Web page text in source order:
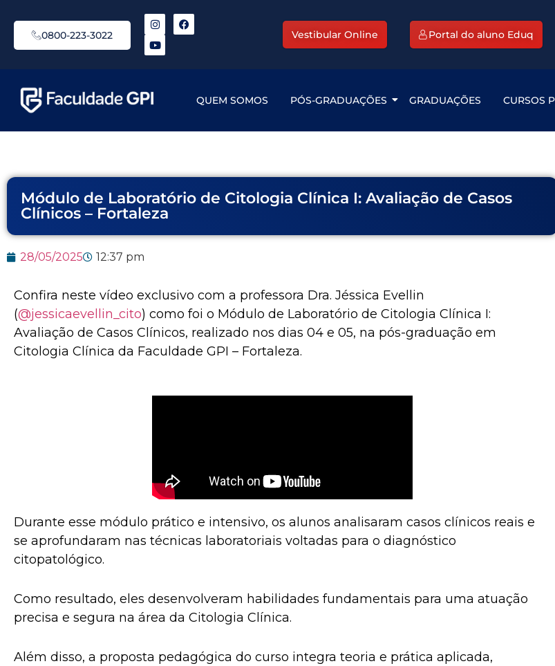
0800-223-3022 Vestibular Online Portal do aluno Eduq
QUEM SOMOS PÓS-GRADUAÇÕES GRADUAÇÕES CURSOS
Módulo de Laboratório de Citologia Clínica I: Avaliação de Casos
Clínicos – Fortaleza
28/05/2025 12:37 pm
Confira neste vídeo exclusivo com a professora Dra. Jéssica Evellin
(@jessicaevellin_cito) como foi o Módulo de Laboratório de Citologia Clínica I:
Avaliação de Casos Clínicos, realizado nos dias 04 e 05, na pós-graduação em
Citologia Clínica da Faculdade GPI – Fortaleza.
Durante esse módulo prático e intensivo, os alunos analisaram casos clínicos reais e
se aprofundaram nas técnicas laboratoriais voltadas para o diagnóstico
citopatológico.
Como resultado, eles desenvolveram habilidades fundamentais para uma atuação
precisa e segura na área da Citologia Clínica.
Além disso, a proposta pedagógica do curso integra teoria e prática aplicada,